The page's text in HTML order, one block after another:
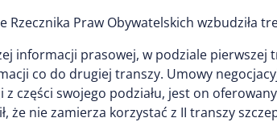
Praw Obywatelskich wzbudziła
informacji prasowej, w podziale
co do drugiej transzy. Umowy
części swojego podziału, jest on
że nie zamierza korzystać z II transzy